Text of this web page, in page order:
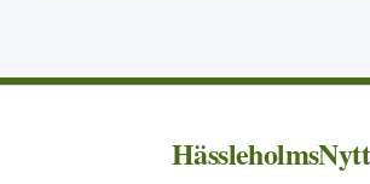
HässleholmsNytt